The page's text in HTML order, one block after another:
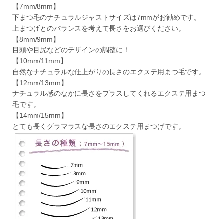
【7mm/8mm】
下まつ毛のナチュラルジャストサイズは7mmがお勧めです。
上まつげとのバランスを考えて長さをお選びください。
【8mm/9mm】
目頭や目尻などのデザインの調整に！
【10mm/11mm】
自然なナチュラルな仕上がりの長さのエクステ用まつ毛です。
【12mm/13mm】
ナチュラル感のなかに長さをプラスしてくれるエクステ用まつ
毛です。
【14mm/15mm】
とても長くグラマラスな長さのエクステ用まつげです。